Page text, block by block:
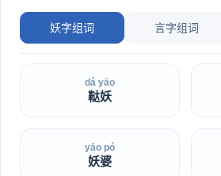
妖字组词 言字组词
dá yāo
鞑妖
yāo pó
妖婆